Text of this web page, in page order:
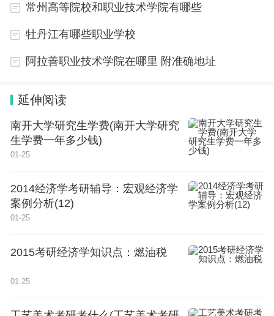
1、在山西省（普通类专科批）最低录取分数分别
为：文科301分、理科296分。
2、在宁夏（普通类专科批）最低录取分数分别为：
3、在浙江省（普通类平行录取二段）最低录取分数
为：综合类410分。
为：历史类321分、物理类344分。
以上数据出自新高考官网。
青岛职业技术学校简介及学校师资：
青岛职业技术学校简介：
青岛职业技术学院（Qingdao Technical College，简
常州高等院校和职业技术学院有哪些
牡丹江有哪些职业学校
阿拉善职业技术学院在哪里 附准确地址
延伸阅读
南开大学研究生学费(南开大学研究
生学费一年多少钱)
01-25
2014经济学考研辅导：宏观经济学
案例分析(12)
01-25
2015考研经济学知识点：燃油税
01-25